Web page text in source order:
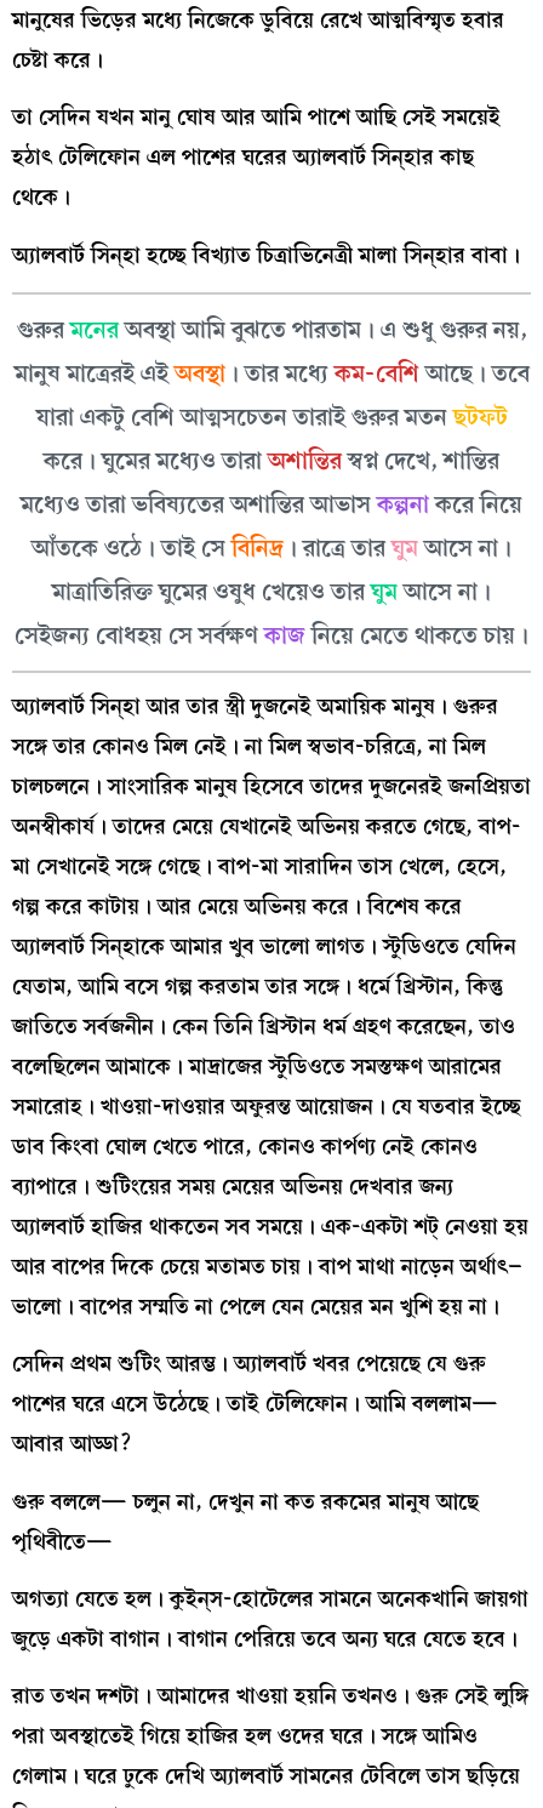
মানুষের ভিড়ের মধ্যে নিজেকে ডুবিয়ে রেখে আত্মবিস্মৃত হবার
চেষ্টা করে।
তা সেদিন যখন মানু ঘোষ আর আমি পাশে আছি সেই সময়েই
হঠাৎ টেলিফোন এল পাশের ঘরের অ্যালবার্ট সিন্‌হার কাছ
থেকে।
অ্যালবার্ট সিন্‌হা হচ্ছে বিখ্যাত চিত্রাভিনেত্রী মালা সিন্‌হার বাবা।
গুরুরমনেরঅবস্থা আমি বুঝতে পারতাম। এ শুধু গুরুর নয়,
মানুষ মাত্রেরই এইঅবস্থা। তার মধ্যেকম-বেশিআছে। তবে
যারা একটু বেশি আত্মসচেতন তারাই গুরুর মতনছটফট
করে। ঘুমের মধ্যেও তারাঅশান্তিরস্বপ্ন দেখে, শান্তির
মধ্যেও তারা ভবিষ্যতের অশান্তির আভাসকল্পনাকরে নিয়ে
আঁতকে ওঠে। তাই সেবিনিদ্র। রাত্রে তারঘুমআসে না।
মাত্রাতিরিক্ত ঘুমের ওষুধ খেয়েও তারঘুমআসে না।
সেইজন্য বোধহয় সে সর্বক্ষণকাজনিয়ে মেতে থাকতে চায়।
অ্যালবার্ট সিন্‌হা আর তার স্ত্রী দুজনেই অমায়িক মানুষ। গুরুর
সঙ্গে তার কোনও মিল নেই। না মিল স্বভাব-চরিত্রে, না মিল
চালচলনে। সাংসারিক মানুষ হিসেবে তাদের দুজনেরই জনপ্রিয়তা
অনস্বীকার্য। তাদের মেয়ে যেখানেই অভিনয় করতে গেছে, বাপ-
মা সেখানেই সঙ্গে গেছে। বাপ-মা সারাদিন তাস খেলে, হেসে,
গল্প করে কাটায়। আর মেয়ে অভিনয় করে। বিশেষ করে
অ্যালবার্ট সিন্‌হাকে আমার খুব ভালো লাগত। স্টুডিওতে যেদিন
যেতাম, আমি বসে গল্প করতাম তার সঙ্গে। ধর্মে খ্রিস্টান, কিন্তু
জাতিতে সর্বজনীন। কেন তিনি খ্রিস্টান ধর্ম গ্রহণ করেছেন, তাও
বলেছিলেন আমাকে। মাদ্রাজের স্টুডিওতে সমস্তক্ষণ আরামের
সমারোহ। খাওয়া-দাওয়ার অফুরন্ত আয়োজন। যে যতবার ইচ্ছে
ডাব কিংবা ঘোল খেতে পারে, কোনও কার্পণ্য নেই কোনও
ব্যাপারে। শুটিংয়ের সময় মেয়ের অভিনয় দেখবার জন্য
অ্যালবার্ট হাজির থাকতেন সব সময়ে। এক-একটা শট্‌ নেওয়া হয়
আর বাপের দিকে চেয়ে মতামত চায়। বাপ মাথা নাড়েন অর্থাৎ–
ভালো। বাপের সম্মতি না পেলে যেন মেয়ের মন খুশি হয় না।
সেদিন প্রথম শুটিং আরম্ভ। অ্যালবার্ট খবর পেয়েছে যে গুরু
পাশের ঘরে এসে উঠেছে। তাই টেলিফোন। আমি বললাম—
আবার আড্ডা?
গুরু বললে— চলুন না, দেখুন না কত রকমের মানুষ আছে
পৃথিবীতে—
অগত্যা যেতে হল। কুইন্‌স-হোটেলের সামনে অনেকখানি জায়গা
জুড়ে একটা বাগান। বাগান পেরিয়ে তবে অন্য ঘরে যেতে হবে।
রাত তখন দশটা। আমাদের খাওয়া হয়নি তখনও। গুরু সেই লুঙ্গি
পরা অবস্থাতেই গিয়ে হাজির হল ওদের ঘরে। সঙ্গে আমিও
গেলাম। ঘরে ঢুকে দেখি অ্যালবার্ট সামনের টেবিলে তাস ছড়িয়ে